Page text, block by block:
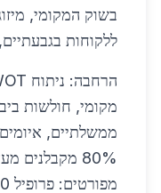
בשוק המקומי,
ללקוחות בגבעתיים,
מקומי, חולשות
ממשלתיים,
80%